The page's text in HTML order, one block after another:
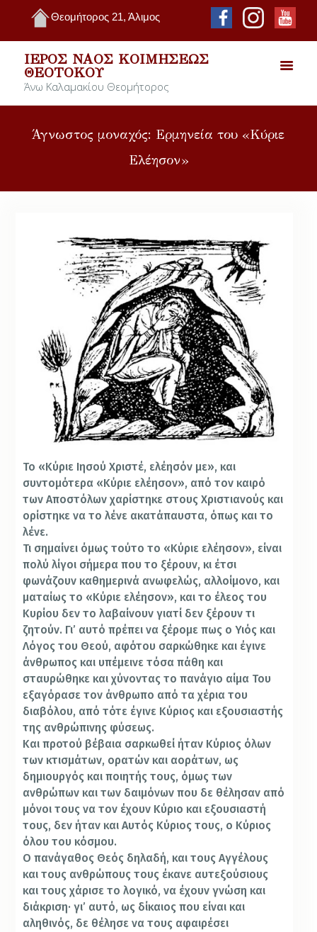
Θεομήτορος 21, Άλιμος
ΙΕΡΌΣ ΝΑΌΣ ΚΟΙΜΉΣΕΩΣ
ΘΕΟΤΌΚΟΥ
Άνω Καλαμακίου Θεομήτορος
Άγνωστος μοναχός: Ερμηνεία του «Κύριε
Ελέησον»
Το «Κύριε Ιησού Χριστέ, ελέησόν με», και
συντομότερα «Κύριε ελέησον», από τον καιρό
των Αποστόλων χαρίστηκε στους Χριστιανούς και
ορίστηκε να το λένε ακατάπαυστα, όπως και το
λένε.
Τι σημαίνει όμως τούτο το «Κύριε ελέησον», είναι
πολύ λίγοι σήμερα που το ξέρουν, κι έτσι
φωνάζουν καθημερινά ανωφελώς, αλλοίμονο, και
ματαίως το «Κύριε ελέησον», και το έλεος του
Κυρίου δεν το λαβαίνουν γιατί δεν ξέρουν τι
ζητούν. Γι’ αυτό πρέπει να ξέρομε πως ο Υιός και
Λόγος του Θεού, αφότου σαρκώθηκε και έγινε
άνθρωπος και υπέμεινε τόσα πάθη και
σταυρώθηκε και χύνοντας το πανάγιο αίμα Του
εξαγόρασε τον άνθρωπο από τα χέρια του
διαβόλου, από τότε έγινε Κύριος και εξουσιαστής
της ανθρώπινης φύσεως.
Και προτού βέβαια σαρκωθεί ήταν Κύριος όλων
των κτισμάτων, ορατών και αοράτων, ως
δημιουργός και ποιητής τους, όμως των
ανθρώπων και των δαιμόνων που δε θέλησαν από
μόνοι τους να τον έχουν Κύριο και εξουσιαστή
τους, δεν ήταν και Αυτός Κύριος τους, ο Κύριος
όλου του κόσμου.
Ο πανάγαθος Θεός δηλαδή, και τους Αγγέλους
και τους ανθρώπους τους έκανε αυτεξούσιους
και τους χάρισε το λογικό, να έχουν γνώση και
διάκριση· γι’ αυτό, ως δίκαιος που είναι και
αληθινός, δε θέλησε να τους αφαιρέσει